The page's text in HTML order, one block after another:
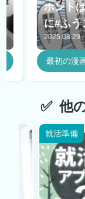
ホント
に#ふう
2025.08.29
最初の漫
他
就活準備